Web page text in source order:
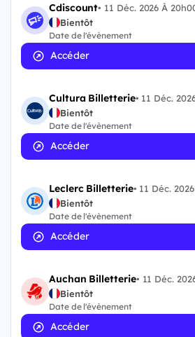
Cdiscount• 11 Déc. 2026 À
Bientôt
Date de l'évènement
Accéder
Cultura Billetterie• 11 Déc.
Bientôt
Date de l'évènement
Accéder
Leclerc Billetterie• 11 Déc.
Bientôt
Date de l'évènement
Accéder
Auchan Billetterie• 11 Déc.
Bientôt
Date de l'évènement
Accéder